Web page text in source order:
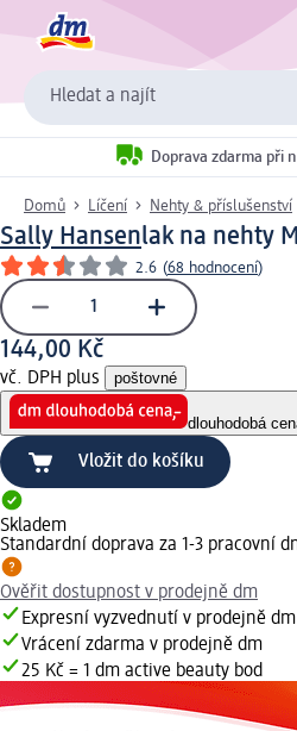
Hledat a najít
Doprava zdarma při
Domů Líčení Nehty & příslušenství
Sally Hansenlak na nehty
2.6 (68 hodnocení)
144,00 Kč
vč. DPH plus poštovné
dlouhodobá
Vložit do košíku
Skladem
Standardní doprava za 1-3 pracovní
Ověřit dostupnost v prodejně dm
Expresní vyzvednutí v prodejně
Vrácení zdarma v prodejně dm
25 Kč = 1 dm active beauty bod